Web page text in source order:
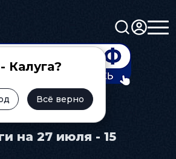
Калуга?
Всё верно
на 27 июля - 15